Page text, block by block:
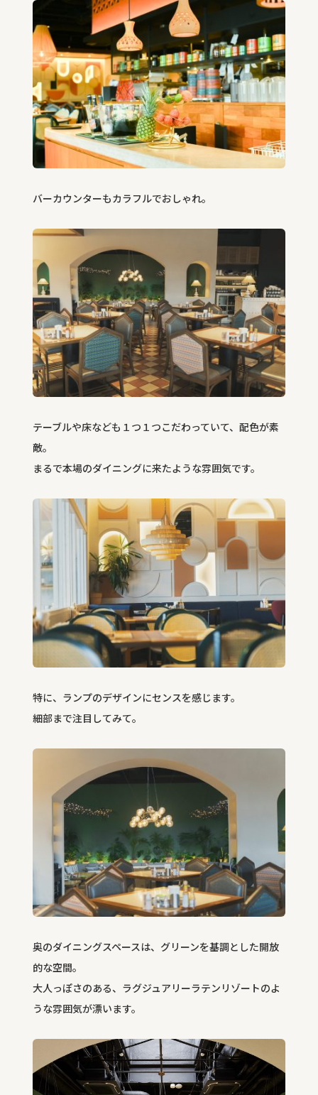
バーカウンターもカラフルでおしゃれ。
テーブルや床なども１つ１つこだわっていて、配色が素
敵。
まるで本場のダイニングに来たような雰囲気です。
特に、ランプのデザインにセンスを感じます。
細部まで注目してみて。
奥のダイニングスペースは、グリーンを基調とした開放
的な空間。
大人っぽさのある、ラグジュアリーラテンリゾートのよ
うな雰囲気が漂います。